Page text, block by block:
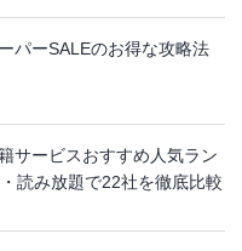
パーSALEのお得な攻略法
サービスおすすめ人気ラン
読み放題で22社を徹底比較